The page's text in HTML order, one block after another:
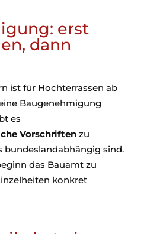
erst
dann
ist für Hochterrassen ab
Baugenehmigung
es
Vorschriften zu
bundeslandabhängig sind.
das Bauamt zu
konkret